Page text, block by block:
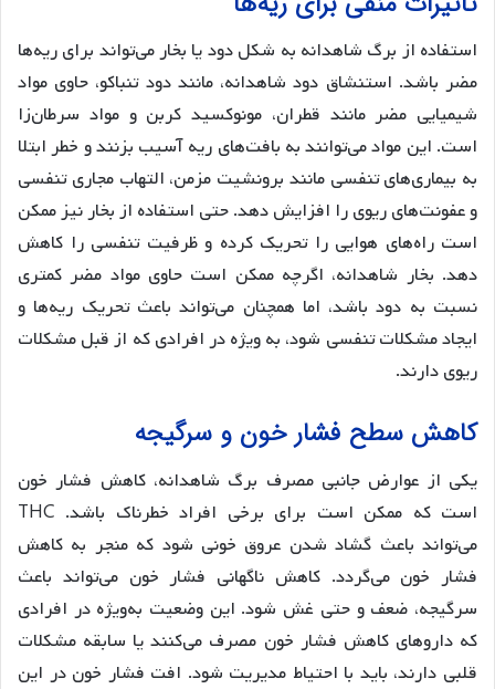
استفاده از برگ شاهدانه به شکل دود یا بخار می‌تواند برای ریه‌ها
مضر باشد. استنشاق دود شاهدانه، مانند دود تنباکو، حاوی مواد
شیمیایی مضر مانند قطران، مونوکسید کربن و مواد سرطان‌زا
است. این مواد می‌توانند به بافت‌های ریه آسیب بزنند و خطر ابتلا
به بیماری‌های تنفسی مانند برونشیت مزمن، التهاب مجاری تنفسی
و عفونت‌های ریوی را افزایش دهد. حتی استفاده از بخار نیز ممکن
است راه‌های هوایی را تحریک کرده و ظرفیت تنفسی را کاهش
دهد. بخار شاهدانه، اگرچه ممکن است حاوی مواد مضر کمتری
نسبت به دود باشد، اما همچنان می‌تواند باعث تحریک ریه‌ها و
ایجاد مشکلات تنفسی شود، به ویژه در افرادی که از قبل مشکلات
ریوی دارند.
کاهش سطح فشار خون و سرگیجه
یکی از عوارض جانبی مصرف برگ شاهدانه، کاهش فشار خون
است که ممکن است برای برخی افراد خطرناک باشد. THC
می‌تواند باعث گشاد شدن عروق خونی شود که منجر به کاهش
فشار خون می‌گردد. کاهش ناگهانی فشار خون می‌تواند باعث
سرگیجه، ضعف و حتی غش شود. این وضعیت به‌ویژه در افرادی
که داروهای کاهش فشار خون مصرف می‌کنند یا سابقه مشکلات
قلبی دارند، باید با احتیاط مدیریت شود. افت فشار خون در این